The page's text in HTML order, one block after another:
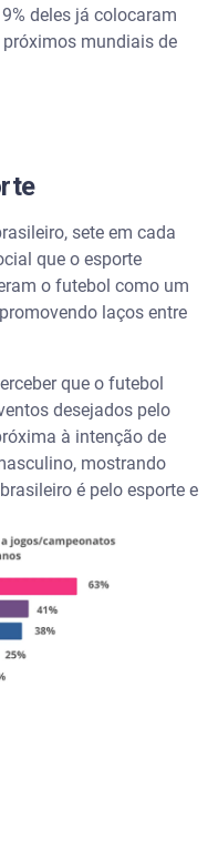
deles já colocaram
mundiais de
sete em cada
que o esporte
o futebol como um
laços entre
que o futebol
desejados pelo
à intenção de
mostrando
é pelo esporte e